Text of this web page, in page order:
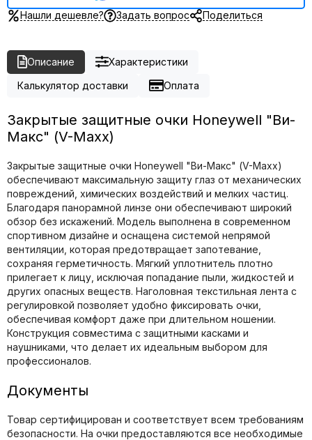
Нашли дешевле? Задать вопрос Поделиться
Описание
Характеристики
Калькулятор доставки
Оплата
Закрытые защитные очки Honeywell "Ви-
Макс" (V-Maxx)
Закрытые защитные очки Honeywell "Ви-Макс" (V-Maxx)
обеспечивают максимальную защиту глаз от механических
повреждений, химических воздействий и мелких частиц.
Благодаря панорамной линзе они обеспечивают широкий
обзор без искажений. Модель выполнена в современном
спортивном дизайне и оснащена системой непрямой
вентиляции, которая предотвращает запотевание,
сохраняя герметичность. Мягкий уплотнитель плотно
прилегает к лицу, исключая попадание пыли, жидкостей и
других опасных веществ. Наголовная текстильная лента с
регулировкой позволяет удобно фиксировать очки,
обеспечивая комфорт даже при длительном ношении.
Конструкция совместима с защитными касками и
наушниками, что делает их идеальным выбором для
профессионалов.
Документы
Товар сертифицирован и соответствует всем требованиям
безопасности. На очки предоставляются все необходимые